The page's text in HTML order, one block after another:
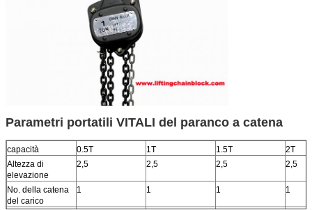
Parametri portatili VITALI del paranco a catena
capacità 0.5T 1T 1.5T
2T
Altezza di
elevazione
2,5 2,5 2,5 2,5
No. della catena
del carico
1 1 1 1